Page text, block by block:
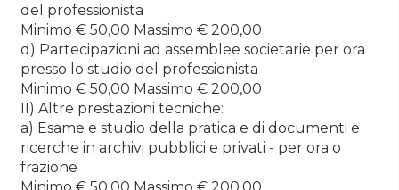
del professionista
Minimo € 50,00 Massimo € 200,00
d) Partecipazioni ad assemblee societarie per ora
presso lo studio del professionista
Minimo € 50,00 Massimo € 200,00
II) Altre prestazioni tecniche:
a) Esame e studio della pratica e di documenti e
ricerche in archivi pubblici e privati - per ora o
frazione